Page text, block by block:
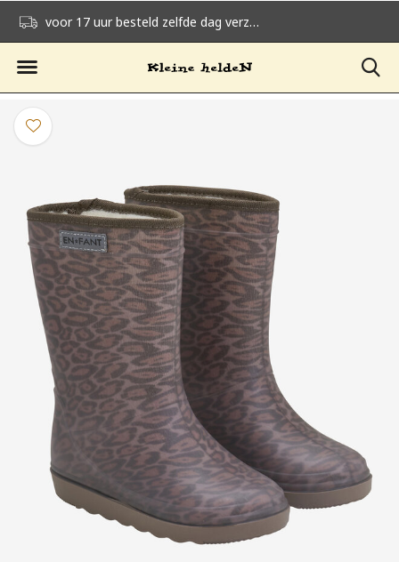
voor 17 uur besteld zelfde dag verzonden